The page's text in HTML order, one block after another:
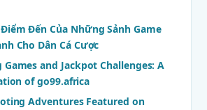
Điểm Đến Của Những Sảnh Game
Cho Dân Cá Cược
Games and Jackpot Challenges: A
of go99.africa
Adventures Featured on